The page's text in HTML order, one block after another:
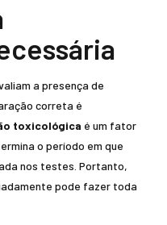
a presença de
correta é
toxicológica é um fator
o período em que
nos testes. Portanto,
pode fazer toda